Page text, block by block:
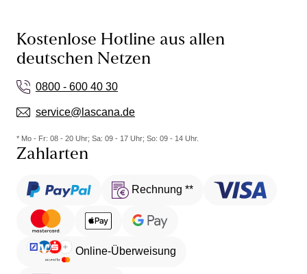
Kostenlose Hotline aus allen
deutschen Netzen
0800 - 600 40 30
service@lascana.de
* Mo - Fr: 08 - 20 Uhr; Sa: 09 - 17 Uhr; So: 09 - 14 Uhr.
Zahlarten
Rechnung **
Online-Überweisung